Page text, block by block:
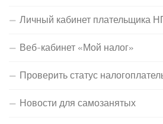
Личный кабинет плательщика
Веб-кабинет «Мой налог»
Проверить статус
Новости для самозанятых